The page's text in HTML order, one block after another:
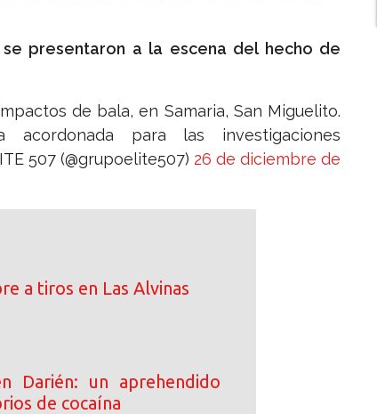
presentaron a la escena del hecho de
de bala, en Samaria, San Miguelito.
para las investigaciones
507 (@grupoelite507) 26 de diciembre de
a tiros en Las Alvinas
Darién: un aprehendido
de cocaína